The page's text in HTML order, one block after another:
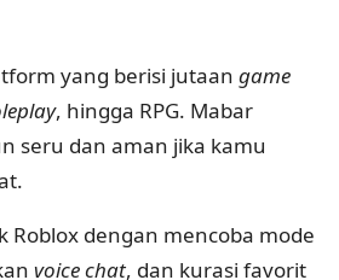
yang berisi jutaan game
, hingga RPG. Mabar
seru dan aman jika kamu
Roblox dengan mencoba mode
voice chat, dan kurasi favorit